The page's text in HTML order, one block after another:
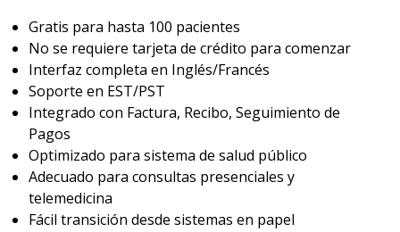
Gratis para hasta 100 pacientes
No se requiere tarjeta de crédito para comenzar
Interfaz completa en Inglés/Francés
Soporte en EST/PST
Integrado con Factura, Recibo, Seguimiento de
Pagos
Optimizado para sistema de salud público
Adecuado para consultas presenciales y
telemedicina
Fácil transición desde sistemas en papel